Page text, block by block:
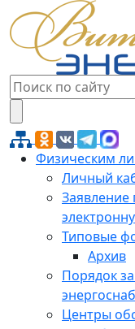
Физическим
Личный
Заявление
Типовые
Архив
Порядок
Центры